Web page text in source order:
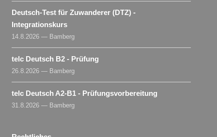
Deutsch-Test für Zuwanderer (DTZ) -
Integrationskurs
14.8.2026 — Bamberg
telc Deutsch B2 - Prüfung
26.8.2026 — Bamberg
telc Deutsch A2-B1 - Prüfungsvorbereitung
31.8.2026 — Bamberg